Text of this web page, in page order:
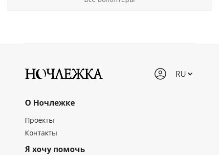
О Ночлежке
Проекты
Контакты
Я хочу помочь